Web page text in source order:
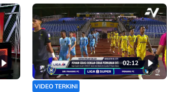
02:12
VIDEO TERKINI